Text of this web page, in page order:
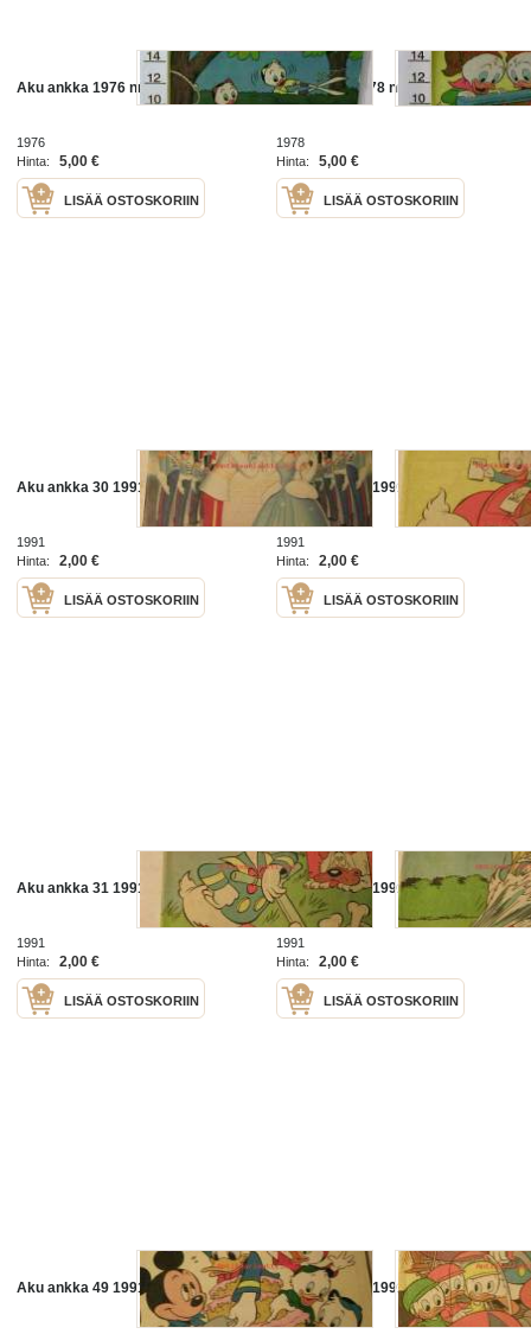
Aku ankka 1976 nr26
1976
Hinta:
5,00 €
LISÄÄ OSTOSKORIIN
Aku ankka 1978 nr36
1978
Hinta:
5,00 €
LISÄÄ OSTOSKORIIN
Aku ankka 30 1991
1991
Hinta:
2,00 €
LISÄÄ OSTOSKORIIN
Aku ankka 35 1991
1991
Hinta:
2,00 €
LISÄÄ OSTOSKORIIN
Aku ankka 31 1991
1991
Hinta:
2,00 €
LISÄÄ OSTOSKORIIN
Aku ankka 50 1991
1991
Hinta:
2,00 €
LISÄÄ OSTOSKORIIN
Aku ankka 49 1991 Aku ankka 46 1991